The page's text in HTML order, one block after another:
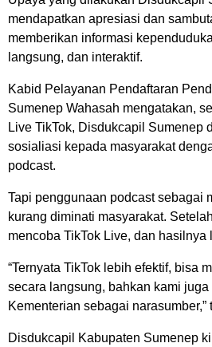
mendapatkan apresiasi dan
memberikan informasi
langsung, dan interaktif.
Kabid Pelayanan Pendaftaran
Sumenep Wahasah mengatakan,
Live TikTok, Disdukcapil Sumenep
sosialiasi kepada masyarakat
podcast.
Tapi penggunaan podcast sebagai
kurang diminati masyarakat.
mencoba TikTok Live, dan hasilnya
“Ternyata TikTok lebih efektif, bisa
secara langsung, bahkan kami
Kementerian sebagai narasumber,”
Disdukcapil Kabupaten Sumenep